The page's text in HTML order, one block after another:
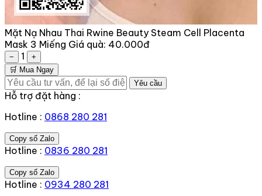
Mặt Nạ Nhau Thai Rwine Beauty Steam Cell Placenta
Mask 3 Miếng Giá quà: 40.000đ
− 1
+
🛒 Mua Ngay
Yêu cầu
Hỗ trợ đặt hàng :
Hotline : 0868 280 281
Copy số Zalo
Hotline : 0836 280 281
Copy số Zalo
Hotline : 0934 280 281